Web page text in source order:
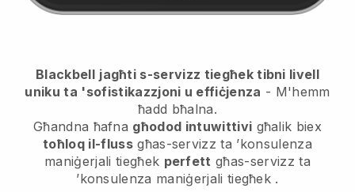
Blackbell jagħti s-servizz tiegħek tibni livell
uniku ta 'sofistikazzjoni u effiċjenza - M'hemm
ħadd bħalna.
Għandna ħafna għodod intuwittivi għalik biex
toħloq il-fluss għas-servizz ta ’konsulenza
maniġerjali tiegħek perfett għas-servizz ta
’konsulenza maniġerjali tiegħek .